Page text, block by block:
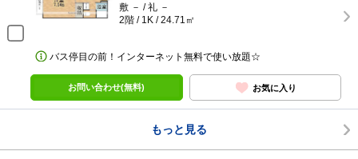
敷 － / 礼 －
2階 / 1K / 24.71㎡
バス停目の前！インターネット無料で使い放題☆
お問い合わせ(無料) お気に入り
もっと見る